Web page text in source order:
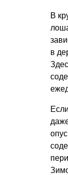
В
в